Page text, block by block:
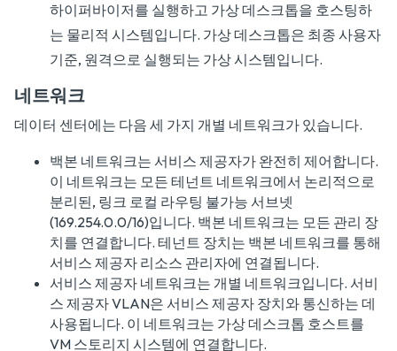
하이퍼바이저를 실행하고 가상 데스크톱을 호스팅하
는 물리적 시스템입니다. 가상 데스크톱은 최종 사용자
기준, 원격으로 실행되는 가상 시스템입니다.
네트워크
데이터 센터에는 다음 세 가지 개별 네트워크가 있습니다.
백본 네트워크는 서비스 제공자가 완전히 제어합니다.
이 네트워크는 모든 테넌트 네트워크에서 논리적으로
분리된, 링크 로컬 라우팅 불가능 서브넷
(169.254.0.0/16)입니다. 백본 네트워크는 모든 관리 장
치를 연결합니다. 테넌트 장치는 백본 네트워크를 통해
서비스 제공자 리소스 관리자에 연결됩니다.
서비스 제공자 네트워크는 개별 네트워크입니다. 서비
스 제공자 VLAN은 서비스 제공자 장치와 통신하는 데
사용됩니다. 이 네트워크는 가상 데스크톱 호스트를
VM 스토리지 시스템에 연결합니다.